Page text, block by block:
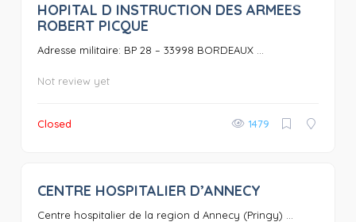
0
HOPITAL D INSTRUCTION DES ARMEES
ROBERT PICQUE
Adresse militaire: BP 28 – 33998 BORDEAUX ...
Not review yet
Closed 1479
CENTRE HOSPITALIER D’ANNECY
Centre hospitalier de la region d Annecy (Pringy) ...